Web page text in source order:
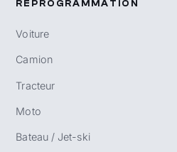
REPROGRAMMATION
Voiture
Camion
Tracteur
Moto
Bateau / Jet-ski